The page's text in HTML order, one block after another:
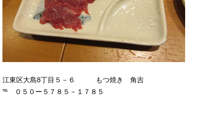
江東区大島8丁目５－６ もつ焼き 角吉
℡ ０５０ー５７８５－１７８５